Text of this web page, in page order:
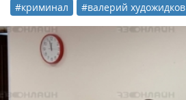
#криминал #валерий художидков